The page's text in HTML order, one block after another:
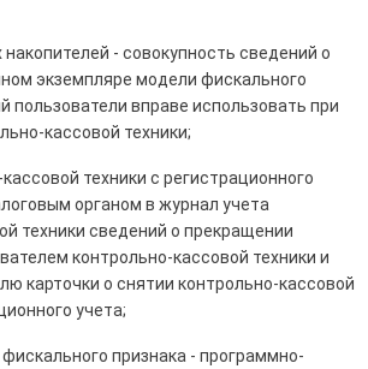
- совокупность сведений о
экземпляре модели фискального
пользователи вправе использовать при
кассовой техники;
техники с регистрационного
органом в журнал учета
техники сведений о прекращении
контрольно-кассовой техники и
карточки о снятии контрольно-кассовой
учета;
признака - программно-